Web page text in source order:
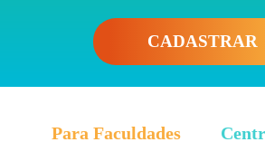
CADASTRAR
Para Faculdades